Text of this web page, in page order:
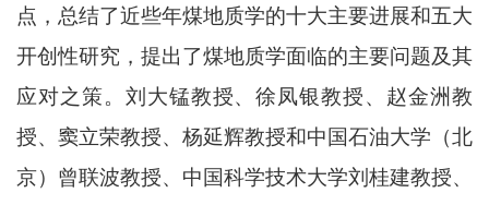
点，总结了近些年煤地质学的十大主要进展和五大
开创性研究，提出了煤地质学面临的主要问题及其
应对之策。刘大锰教授、徐凤银教授、赵金洲教
授、窦立荣教授、 杨延辉教授和中国石油大学（北
京）曾联波教授、中国科学技术大学刘桂建教授、